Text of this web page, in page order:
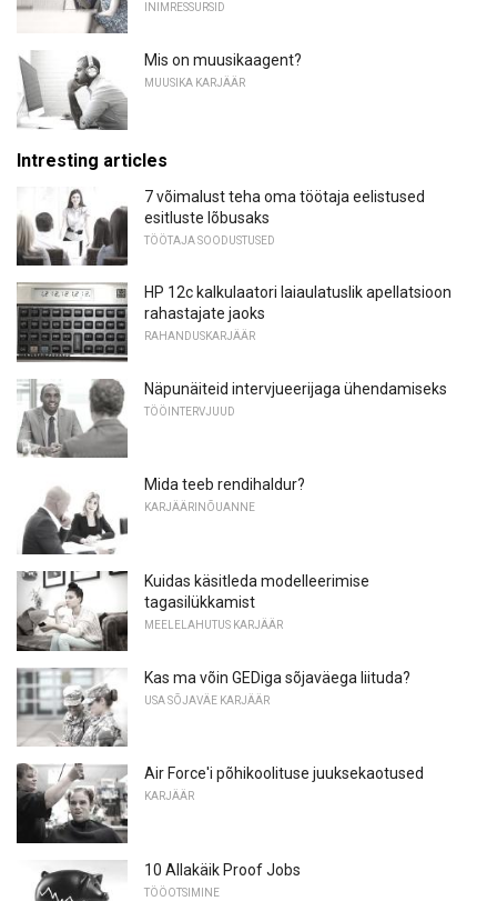
INIMRESSURSID
Mis on muusikaagent?
MUUSIKA KARJÄÄR
Intresting articles
7 võimalust teha oma töötaja eelistused
esitluste lõbusaks
TÖÖTAJA SOODUSTUSED
HP 12c kalkulaatori laiaulatuslik apellatsioon
rahastajate jaoks
RAHANDUSKARJÄÄR
Näpunäiteid intervjueerijaga ühendamiseks
TÖÖINTERVJUUD
Mida teeb rendihaldur?
KARJÄÄRINÕUANNE
Kuidas käsitleda modelleerimise
tagasilükkamist
MEELELAHUTUS KARJÄÄR
Kas ma võin GEDiga sõjaväega liituda?
USA SÕJAVÄE KARJÄÄR
Air Force'i põhikoolituse juuksekaotused
KARJÄÄR
10 Allakäik Proof Jobs
TÖÖOTSIMINE